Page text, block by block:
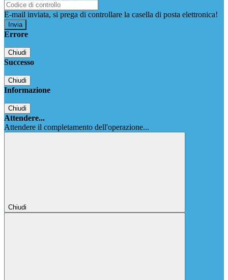
E-mail inviata, si prega di controllare la casella di posta elettronica!
Errore
Chiudi
Successo
Chiudi
Informazione
Chiudi
Attendere...
Attendere il completamento dell'operazione...
Chiudi